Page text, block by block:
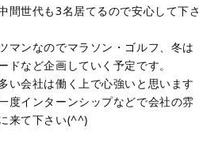
間世代も3名居てるので安心して下さ
マンなのでマラソン・ゴルフ、冬は
ドなど企画していく予定です。
い会社は働く上で心強いと思います
度インターンシップなどで会社の雰
来て下さい(^^)